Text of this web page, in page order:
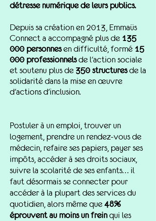
détresse numérique de leurs publics.
Depuis sa création en 2013, Emmaüs
Connect a accompagné plus de 135
000 personnesen difficulté, formé 15
000 professionnelsde l'action sociale
et soutenu plus de 350 structuresde la
solidarité dans la mise en œuvre
d'actions d'inclusion.
Postuler à un emploi, trouver un
logement, prendre un rendez-vous de
médecin, refaire ses papiers, payer ses
impôts, accéder à ses droits sociaux,
suivre la scolarité de ses enfants… il
faut désormais se connecter pour
accéder à la plupart des services du
quotidien, alors même que 48%
éprouvent au moins un freinqui les